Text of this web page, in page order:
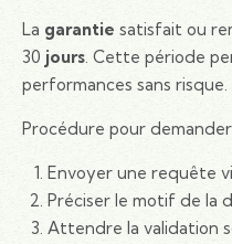
La garantie satisfait ou
30 jours . Cette période
performances sans risque.
Procédure pour
Envoyer une requête
Préciser le motif de la
Attendre la validation